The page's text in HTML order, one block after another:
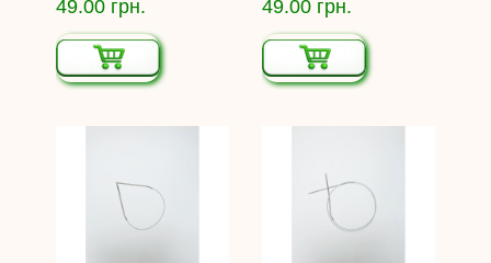
49.00 грн. 49.00 грн.